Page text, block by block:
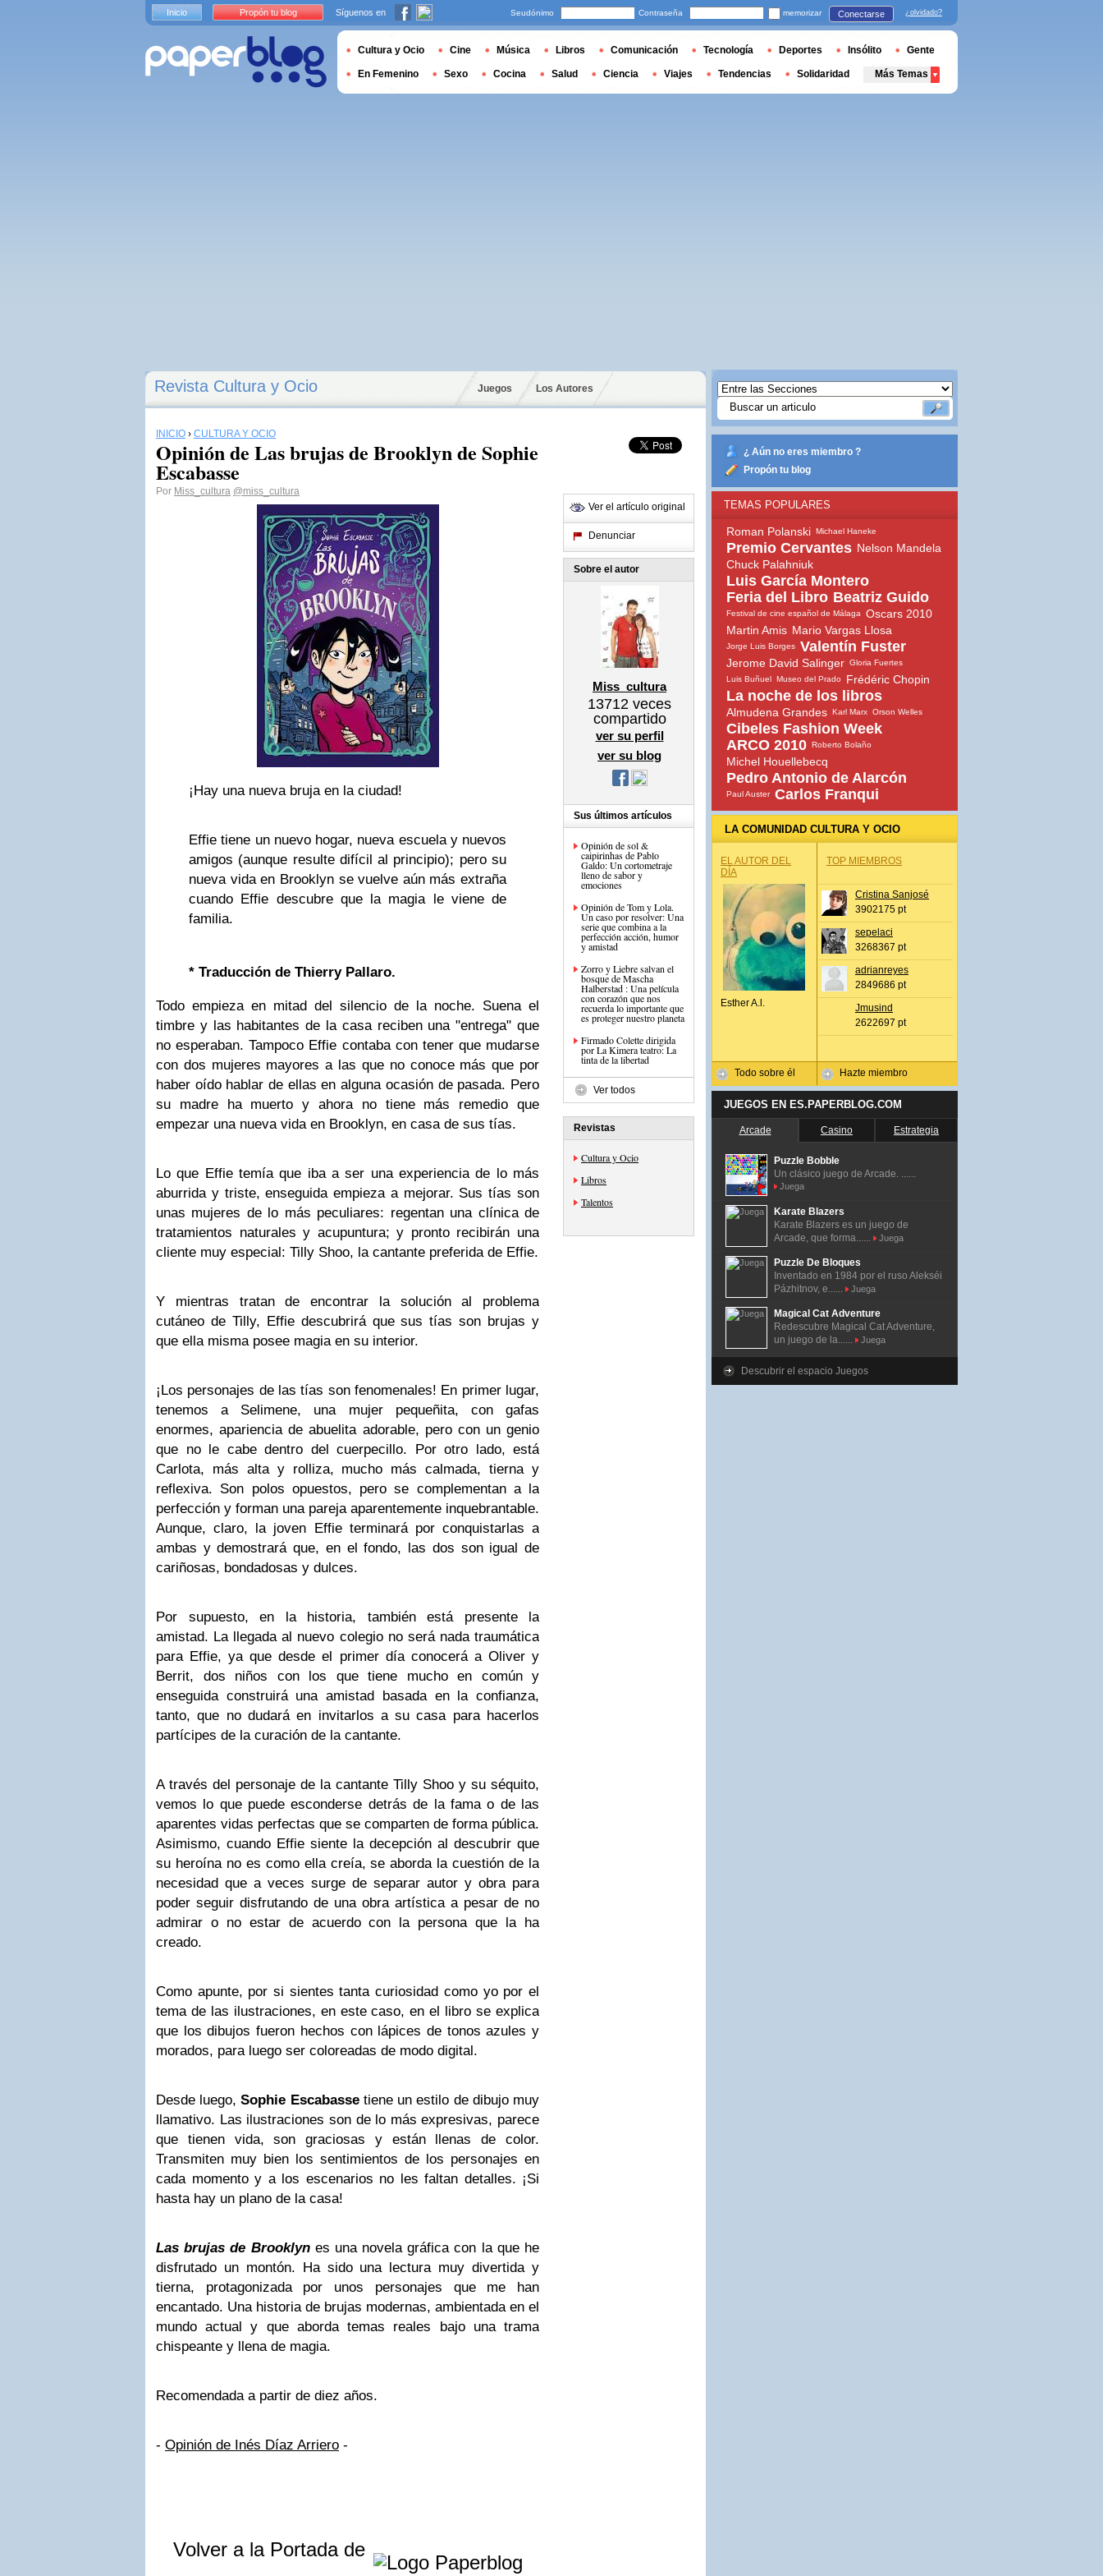
Revista Cultura y Ocio Juegos Los Autores
INICIO › CULTURA Y OCIO
Opinión de Las brujas de Brooklyn de Sophie
Escabasse
Por Miss_cultura @miss_cultura
¡Hay una nueva bruja en la ciudad!
Effie tiene un nuevo hogar, nueva escuela y nuevos
amigos (aunque resulte difícil al principio); pero su
nueva vida en Brooklyn se vuelve aún más extraña
cuando Effie descubre que la magia le viene de
familia.
* Traducción de Thierry Pallaro.
Todo empieza en mitad del silencio de la noche. Suena el
timbre y las habitantes de la casa reciben una "entrega" que
no esperaban. Tampoco Effie contaba con tener que mudarse
con dos mujeres mayores a las que no conoce más que por
haber oído hablar de ellas en alguna ocasión de pasada. Pero
su madre ha muerto y ahora no tiene más remedio que
empezar una nueva vida en Brooklyn, en casa de sus tías.
Lo que Effie temía que iba a ser una experiencia de lo más
aburrida y triste, enseguida empieza a mejorar. Sus tías son
unas mujeres de lo más peculiares: regentan una clínica de
tratamientos naturales y acupuntura; y pronto recibirán una
cliente muy especial: Tilly Shoo, la cantante preferida de Effie.
Y mientras tratan de encontrar la solución al problema
cutáneo de Tilly, Effie descubrirá que sus tías son brujas y
que ella misma posee magia en su interior.
¡Los personajes de las tías son fenomenales! En primer lugar,
tenemos a Selimene, una mujer pequeñita, con gafas
enormes, apariencia de abuelita adorable, pero con un genio
que no le cabe dentro del cuerpecillo. Por otro lado, está
Carlota, más alta y rolliza, mucho más calmada, tierna y
reflexiva. Son polos opuestos, pero se complementan a la
perfección y forman una pareja aparentemente inquebrantable.
Aunque, claro, la joven Effie terminará por conquistarlas a
ambas y demostrará que, en el fondo, las dos son igual de
cariñosas, bondadosas y dulces.
Por supuesto, en la historia, también está presente la
amistad. La llegada al nuevo colegio no será nada traumática
para Effie, ya que desde el primer día conocerá a Oliver y
Berrit, dos niños con los que tiene mucho en común y
enseguida construirá una amistad basada en la confianza,
tanto, que no dudará en invitarlos a su casa para hacerlos
partícipes de la curación de la cantante.
A través del personaje de la cantante Tilly Shoo y su séquito,
vemos lo que puede esconderse detrás de la fama o de las
aparentes vidas perfectas que se comparten de forma pública.
Asimismo, cuando Effie siente la decepción al descubrir que
su heroína no es como ella creía, se aborda la cuestión de la
necesidad que a veces surge de separar autor y obra para
poder seguir disfrutando de una obra artística a pesar de no
admirar o no estar de acuerdo con la persona que la ha
creado.
Como apunte, por si sientes tanta curiosidad como yo por el
tema de las ilustraciones, en este caso, en el libro se explica
que los dibujos fueron hechos con lápices de tonos azules y
morados, para luego ser coloreadas de modo digital.
Desde luego,Sophie Escabassetiene un estilo de dibujo muy
llamativo. Las ilustraciones son de lo más expresivas, parece
que tienen vida, son graciosas y están llenas de color.
Transmiten muy bien los sentimientos de los personajes en
cada momento y a los escenarios no les faltan detalles. ¡Si
hasta hay un plano de la casa!
Las brujas de Brooklyn es una novela gráfica con la que he
disfrutado un montón. Ha sido una lectura muy divertida y
tierna, protagonizada por unos personajes que me han
encantado. Una historia de brujas modernas, ambientada en el
mundo actual y que aborda temas reales bajo una trama
chispeante y llena de magia.
Recomendada a partir de diez años.
- Opinión de Inés Díaz Arriero -
Volver a la Portada de
Ver el artículo original
Denunciar
Sobre el autor
Miss_cultura
13712 veces
compartido
ver su perfil
ver su blog
Sus últimos artículos
Opinión de sol &
caipirinhas de Pablo
Galdo: Un cortometraje
lleno de sabor y
emociones
Opinión de Tom y Lola.
Un caso por resolver: Una
serie que combina a la
perfección acción, humor
y amistad
Zorro y Liebre salvan el
bosque de Mascha
Halberstad : Una película
con corazón que nos
recuerda lo importante que
es proteger nuestro planeta
Firmado Colette dirigida
por La Kimera teatro: La
tinta de la libertad
Ver todos
Revistas
Cultura y Ocio
Libros
Talentos
¿ Aún no eres miembro ?
Propón tu blog
TEMAS POPULARES
Roman Polanski Michael Haneke
Premio Cervantes Nelson Mandela
Chuck Palahniuk
Luis García Montero
Feria del Libro Beatriz Guido
Festival de cine español de Málaga
Oscars 2010
Martin Amis Mario Vargas Llosa
Jorge Luis Borges Valentín Fuster
Jerome David Salinger Gloria Fuertes
Luis Buñuel Museo del Prado Frédéric Chopin
La noche de los libros
Almudena Grandes Karl Marx Orson Welles
Cibeles Fashion Week
ARCO 2010 Roberto Bolaño
Michel Houellebecq
Pedro Antonio de Alarcón
Paul Auster Carlos Franqui
LA COMUNIDAD CULTURA Y OCIO
EL AUTOR DEL
DÍA
Esther A.l.
Todo sobre él
TOP MIEMBROS
Cristina Sanjosé
3902175 pt
sepelaci
3268367 pt
adrianreyes
2849686 pt
Jmusind
2622697 pt
Hazte miembro
JUEGOS EN ES.PAPERBLOG.COM
Arcade Casino Estrategia
Puzzle Bobble
Un clásico juego de Arcade. ......
Juega
Karate Blazers
Karate Blazers es un juego de
Arcade, que forma......
Juega
Puzzle De Bloques
Inventado en 1984 por el ruso Alekséi
Pázhitnov, e......
Juega
Magical Cat Adventure
Redescubre Magical Cat Adventure,
un juego de la......
Juega
Descubrir el espacio Juegos
Inicio Propón tu blog Síguenos en Seudónimo Contraseña memorizar Conectarse ¿olvidado?
Cultura y Ocio Cine Música Libros Comunicación Tecnología Deportes Insólito Gente
En Femenino Sexo Cocina Salud Ciencia Viajes Tendencias Solidaridad Más Temas